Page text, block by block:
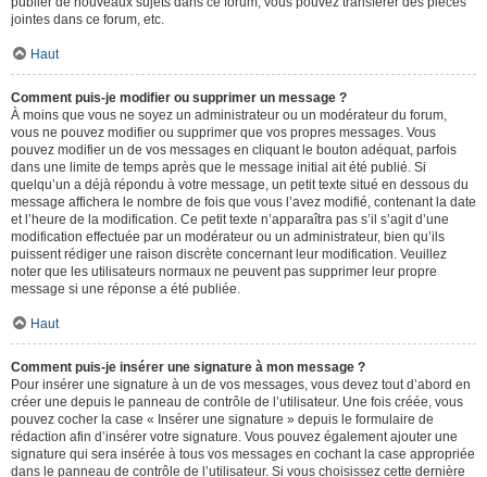
jointes dans ce forum, etc.
Haut
Comment puis-je modifier ou supprimer un message ?
À moins que vous ne soyez un administrateur ou un modérateur du forum,
vous ne pouvez modifier ou supprimer que vos propres messages. Vous
pouvez modifier un de vos messages en cliquant le bouton adéquat, parfois
dans une limite de temps après que le message initial ait été publié. Si
quelqu’un a déjà répondu à votre message, un petit texte situé en dessous du
message affichera le nombre de fois que vous l’avez modifié, contenant la date
et l’heure de la modification. Ce petit texte n’apparaîtra pas s’il s’agit d’une
modification effectuée par un modérateur ou un administrateur, bien qu’ils
puissent rédiger une raison discrète concernant leur modification. Veuillez
noter que les utilisateurs normaux ne peuvent pas supprimer leur propre
message si une réponse a été publiée.
Haut
Comment puis-je insérer une signature à mon message ?
Pour insérer une signature à un de vos messages, vous devez tout d’abord en
créer une depuis le panneau de contrôle de l’utilisateur. Une fois créée, vous
pouvez cocher la case « Insérer une signature » depuis le formulaire de
rédaction afin d’insérer votre signature. Vous pouvez également ajouter une
signature qui sera insérée à tous vos messages en cochant la case appropriée
dans le panneau de contrôle de l’utilisateur. Si vous choisissez cette dernière